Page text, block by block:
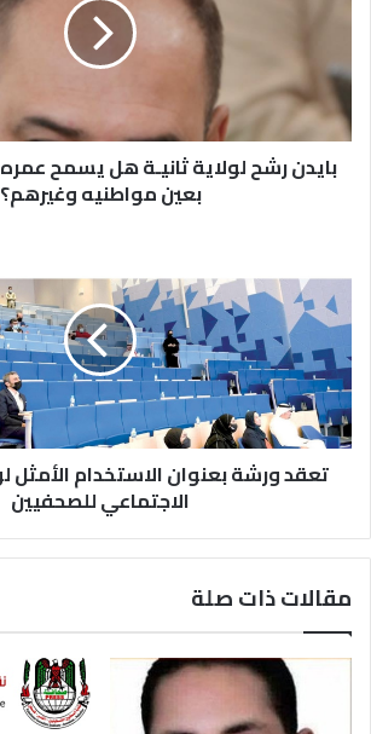
بايدن رشح لولاية ثانيـة هل يسمح
بعين مواطنيه وغيرهم؟
تعقد ورشة بعنوان الاستخدام الأمثل
الاجتماعي للصحفيين
مقالات ذات صلة